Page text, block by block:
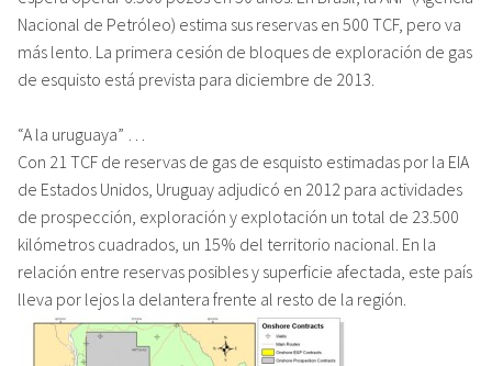
Nacional de Petróleo) estima sus reservas en 500 TCF, pero va
más lento. La primera cesión de bloques de exploración de gas
de esquisto está prevista para diciembre de 2013.
“A la uruguaya” …
Con 21 TCF de reservas de gas de esquisto estimadas por la EIA
de Estados Unidos, Uruguay adjudicó en 2012 para actividades
de prospección, exploración y explotación un total de 23.500
kilómetros cuadrados, un 15% del territorio nacional. En la
relación entre reservas posibles y superficie afectada, este país
lleva por lejos la delantera frente al resto de la región.